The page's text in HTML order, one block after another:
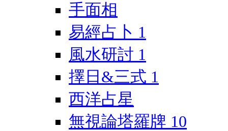
手面相
易經占卜 1
風水研討 1
擇日&三式 1
西洋占星
無視論塔羅牌 10